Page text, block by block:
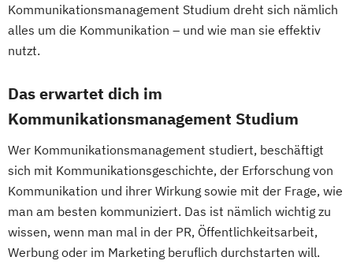
Kommunikationsmanagement Studium dreht sich nämlich
alles um die Kommunikation – und wie man sie effektiv
nutzt.
Das erwartet dich im
Kommunikationsmanagement Studium
Wer Kommunikationsmanagement studiert, beschäftigt
sich mit Kommunikationsgeschichte, der Erforschung von
Kommunikation und ihrer Wirkung sowie mit der Frage, wie
man am besten kommuniziert. Das ist nämlich wichtig zu
wissen, wenn man mal in der PR, Öffentlichkeitsarbeit,
Werbung oder im Marketing beruflich durchstarten will.